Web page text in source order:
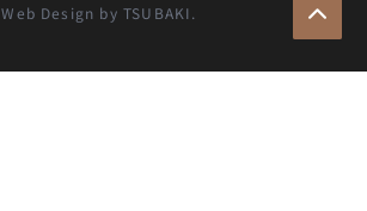
Web Design by TSUBAKI.